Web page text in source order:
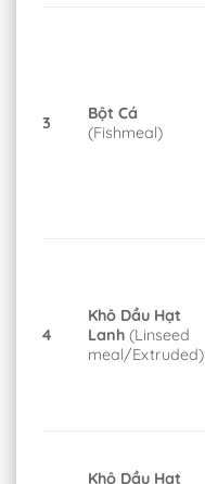
3
Bột Cá
(Fishmeal)
4
Khô Dầu Hạt
Lanh (Linseed
meal/Extruded)
Khô Dầu Hạt